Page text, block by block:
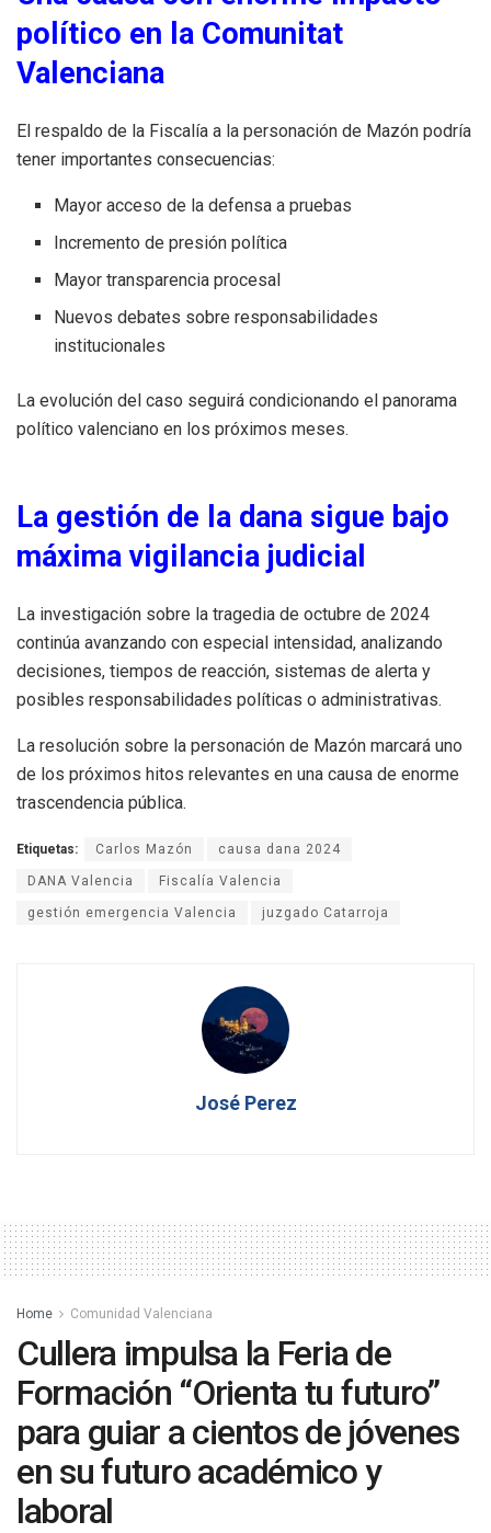
político en la Comunitat
Valenciana
El respaldo de la Fiscalía a la personación de Mazón podría
tener importantes consecuencias:
Mayor acceso de la defensa a pruebas
Incremento de presión política
Mayor transparencia procesal
Nuevos debates sobre responsabilidades
institucionales
La evolución del caso seguirá condicionando el panorama
político valenciano en los próximos meses.
La gestión de la dana sigue bajo
máxima vigilancia judicial
La investigación sobre la tragedia de octubre de 2024
continúa avanzando con especial intensidad, analizando
decisiones, tiempos de reacción, sistemas de alerta y
posibles responsabilidades políticas o administrativas.
La resolución sobre la personación de Mazón marcará uno
de los próximos hitos relevantes en una causa de enorme
trascendencia pública.
Etiquetas: Carlos Mazón causa dana 2024
DANA Valencia Fiscalía Valencia
gestión emergencia Valencia juzgado Catarroja
José Perez
Home Comunidad Valenciana
Cullera impulsa la Feria de
Formación “Orienta tu futuro”
para guiar a cientos de jóvenes
en su futuro académico y
laboral